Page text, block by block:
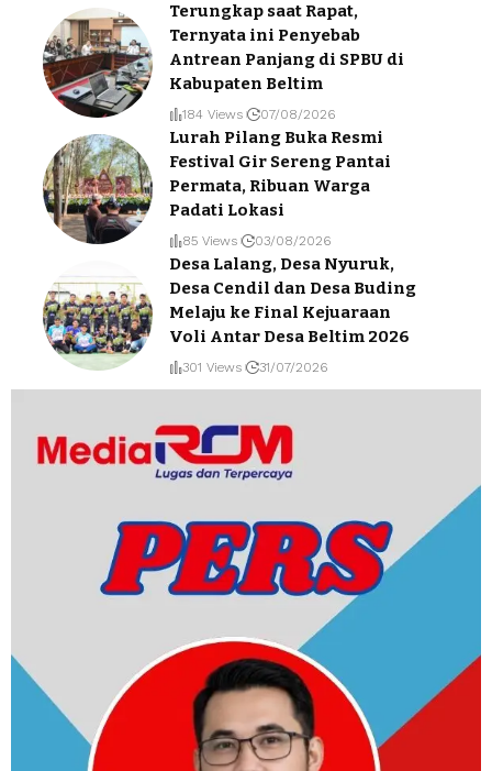
Terungkap saat Rapat,
Ternyata ini Penyebab
Antrean Panjang di SPBU di
Kabupaten Beltim
184 Views 07/08/2026
Lurah Pilang Buka Resmi
Festival Gir Sereng Pantai
Permata, Ribuan Warga
Padati Lokasi
85 Views 03/08/2026
Desa Lalang, Desa Nyuruk,
Desa Cendil dan Desa Buding
Melaju ke Final Kejuaraan
Voli Antar Desa Beltim 2026
301 Views 31/07/2026